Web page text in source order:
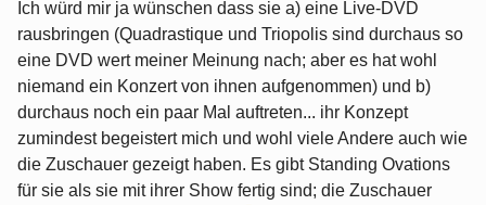
Ich würd mir ja wünschen dass sie a) eine Live-DVD
rausbringen (Quadrastique und Triopolis sind durchaus so
eine DVD wert meiner Meinung nach; aber es hat wohl
niemand ein Konzert von ihnen aufgenommen) und b)
durchaus noch ein paar Mal auftreten... ihr Konzept
zumindest begeistert mich und wohl viele Andere auch wie
die Zuschauer gezeigt haben. Es gibt Standing Ovations
für sie als sie mit ihrer Show fertig sind; die Zuschauer